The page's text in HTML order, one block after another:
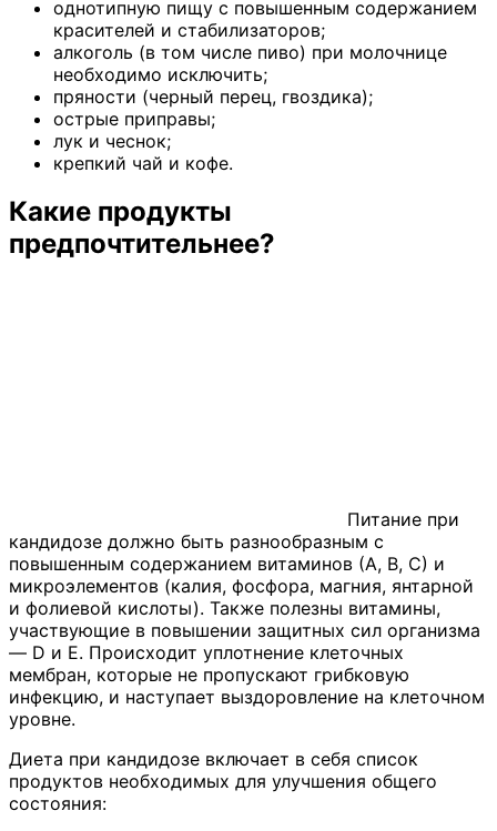
однотипную пищу с повышенным содержанием
красителей и стабилизаторов;
алкоголь (в том числе пиво) при молочнице
необходимо исключить;
пряности (черный перец, гвоздика);
острые приправы;
лук и чеснок;
крепкий чай и кофе.
Какие продукты
предпочтительнее?
Питание при
кандидозе должно быть разнообразным с
повышенным содержанием витаминов (А, В, С) и
микроэлементов (калия, фосфора, магния, янтарной
и фолиевой кислоты). Также полезны витамины,
участвующие в повышении защитных сил организма
— D и Е. Происходит уплотнение клеточных
мембран, которые не пропускают грибковую
инфекцию, и наступает выздоровление на клеточном
уровне.
Диета при кандидозе включает в себя список
продуктов необходимых для улучшения общего
состояния: